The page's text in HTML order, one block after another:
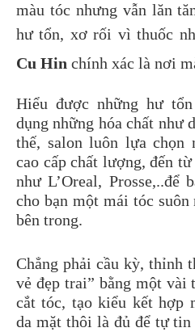
màu tóc nhưng vẫn lăn
hư tổn, xơ rối vì thuốc
Cu Hin chính xác là nơi
Hiểu được những hư
dụng những hóa chất
thế, salon luôn lựa chọn
cao cấp chất lượng, đến
như L’Oreal, Prosse,..để
cho bạn một mái tóc
bên trong.
Chẳng phải cầu kỳ, thỉnh
vẻ đẹp trai” bằng một vài
cắt tóc, tạo kiểu kết hợp
da mặt thôi là đủ để tự